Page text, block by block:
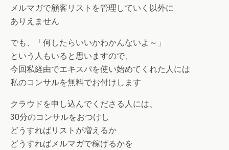
メルマガで顧客リストを管理していく以外に
ありえません
でも、「何したらいいかわかんないよ～」
という人もいると思いますので、
今回私経由でエキスパを使い始めてくれた人には
私のコンサルを無料でお付けします
クラウドを申し込んでくださる人には、
30分のコンサルをおつけし
どうすればリストが増えるか
どうすればメルマガで稼げるかを